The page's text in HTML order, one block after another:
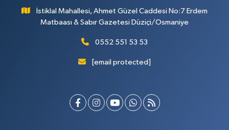
İstiklal Mahallesi, Ahmet Güzel Caddesi No:7 Erdem
Matbaası & Sabır Gazetesi Düziçi/Osmaniye
0552 551 53 53
[email protected]